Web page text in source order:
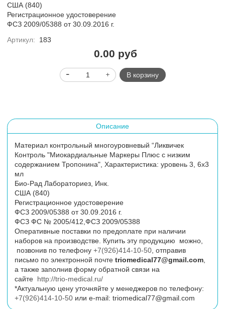
США (840)
Регистрационное удостоверение
ФСЗ 2009/05388 от 30.09.2016 г.
Артикул:
183
0.00 руб
В корзину
Описание
Материал контрольный многоуровневый “Ликвичек
Контроль "Миокардиальные Маркеры Плюс с низким
содержанием Тропонина", Характеристика: уровень 3, 6х3
мл
Био-Рад Лабораториез, Инк.
США (840)
Регистрационное удостоверение
ФСЗ 2009/05388 от 30.09.2016 г.
ФСЗ ФС № 2005/412,ФСЗ 2009/05388
Оперативные поставки по предоплате при наличии
наборов на производстве. Купить эту продукцию можно,
позвонив по телефону +7(926)414-10-50 , отправив
письмо по электронной почте triomedical77@gmail.com
а также заполнив форму обратной связи на
сайте http://trio-medical.ru/
*Актуальную цену уточняйте у менеджеров по телефону:
+7(926)414-10-50 или e-mail: triomedical77@gmail.com